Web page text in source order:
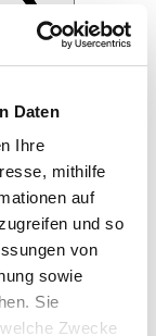
Daten
Ihre
mithilfe
auf
und so
von
sowie
Sie
Zwecke